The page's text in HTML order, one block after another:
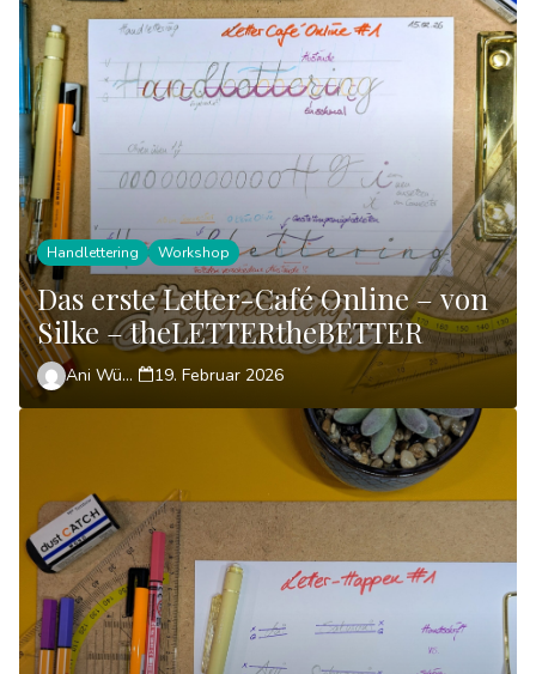
Handlettering Workshop
Das erste Letter-Café Online – von
Silke – theLETTERtheBETTER
Ani Wünsch 19. Februar 2026